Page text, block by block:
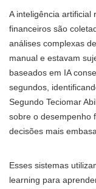
A inteligência artificial
financeiros são
análises complexas
manual e estavam
baseados em IA
segundos,
Segundo Teciomar
sobre o desempenho
decisões mais
Esses sistemas
learning para